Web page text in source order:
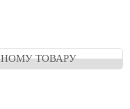
ТОВАРУ